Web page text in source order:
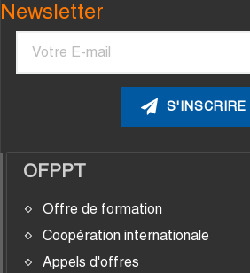
Newsletter
Courriel
OFPPT
Offre de formation
Coopération internationale
Appels d'offres